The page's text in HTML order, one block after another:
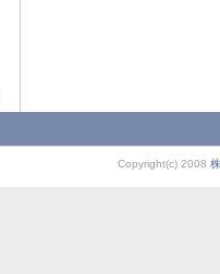
Copyright(c) 2008